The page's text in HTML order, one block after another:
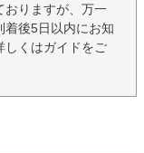
おりますが、万一
着後5日以内にお知
しくはガイドをご